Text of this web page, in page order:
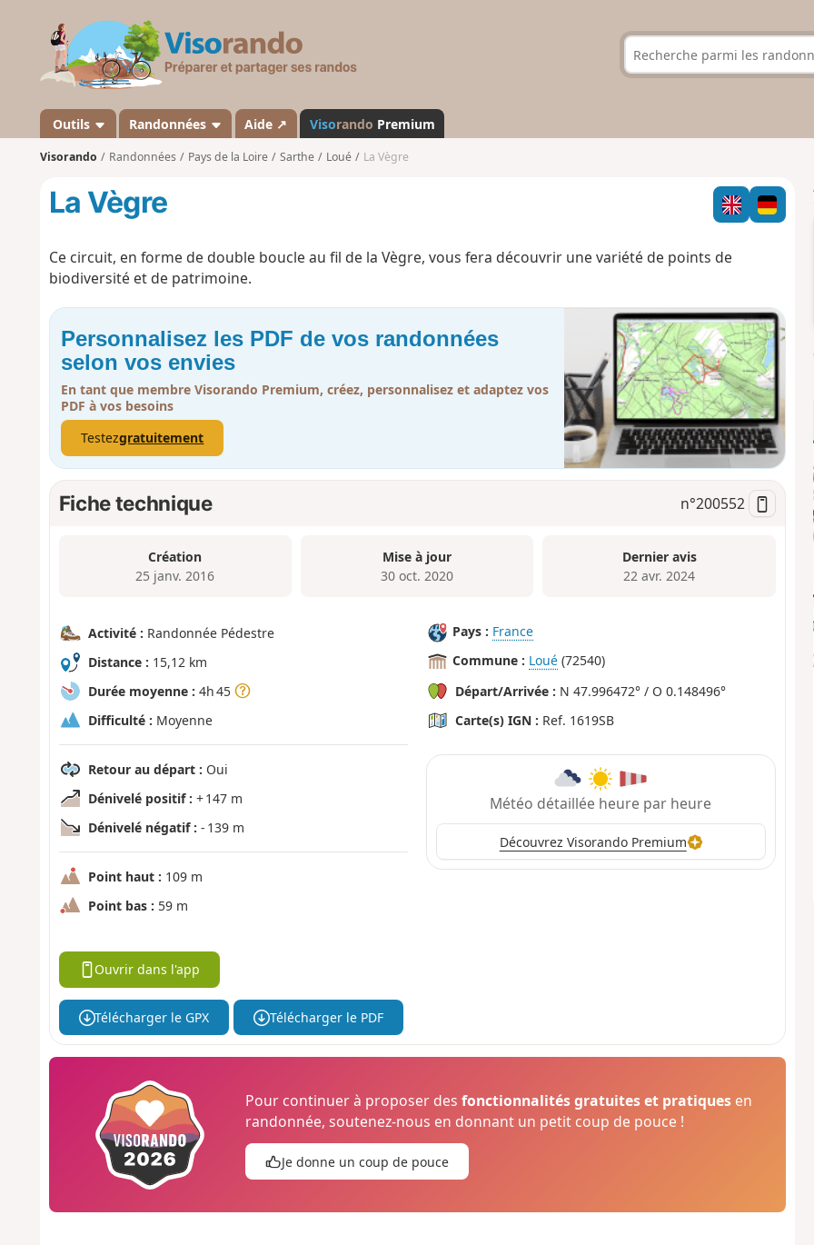
s
a
n
d
Outils Randonnées Aide ↗ Visorando Premium
Visorando Randonnées Pays de la Loire Sarthe Loué La Vègre
La Vègre
Ce circuit, en forme de double boucle au fil de la Vègre, vous fera découvrir une variété de points de
biodiversité et de patrimoine.
Personnalisez les PDF de vos randonnées
selon vos envies
En tant que membre Visorando Premium, créez, personnalisez et adaptez vos
PDF à vos besoins
Testezgratuitement
Fiche technique n°200552
Création
25 janv. 2016
Mise à jour
30 oct. 2020
Dernier avis
22 avr. 2024
Activité : Randonnée Pédestre
Distance : 15,12 km
Durée moyenne : 4h 45
Difficulté : Moyenne
Retour au départ : Oui
Dénivelé positif : + 147 m
Dénivelé négatif : - 139 m
Point haut : 109 m
Point bas : 59 m
Pays : France
Commune : Loué (72540)
Départ/Arrivée : N 47.996472° / O 0.148496°
Carte(s) IGN : Ref. 1619SB
Météo détaillée heure par heure
Découvrez Visorando Premium
Ouvrir dans l'app
Télécharger le GPX Télécharger le PDF
Pour continuer à proposer desfonctionnalités gratuites et pratiques en
randonnée, soutenez-nous en donnant un petit coup de pouce !
Je donne un coup de pouce